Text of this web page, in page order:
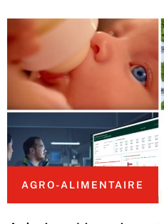
AGRO-ALIMENTAIRE